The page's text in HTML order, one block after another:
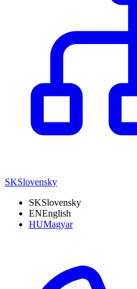
SKSlovensky
SKSlovensky
ENEnglish
HUMagyar